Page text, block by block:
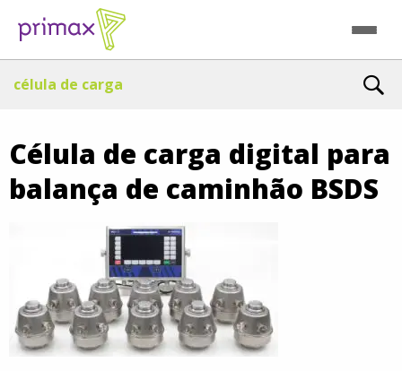
célula de carga
Célula de carga digital para
balança de caminhão BSDS